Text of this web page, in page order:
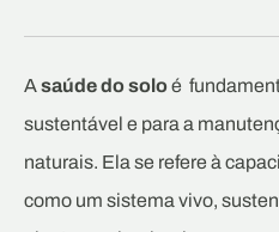
Asaúde do soloé
sustentável e para a
naturais. Ela se refere à
como um sistema vivo,